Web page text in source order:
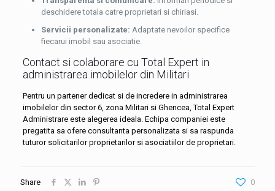
deschidere totala catre proprietari si chiriasi.
Servicii personalizate: Adaptate nevoilor specifice
fiecarui imobil sau asociatie.
Contact si colaborare cu Total Expert in
administrarea imobilelor din Militari
Pentru un partener dedicat si de incredere in administrarea
imobilelor din sector 6, zona Militari si Ghencea, Total Expert
Administrare este alegerea ideala. Echipa companiei este
pregatita sa ofere consultanta personalizata si sa raspunda
tuturor solicitarilor proprietarilor si asociatiilor de proprietari.
Share 0